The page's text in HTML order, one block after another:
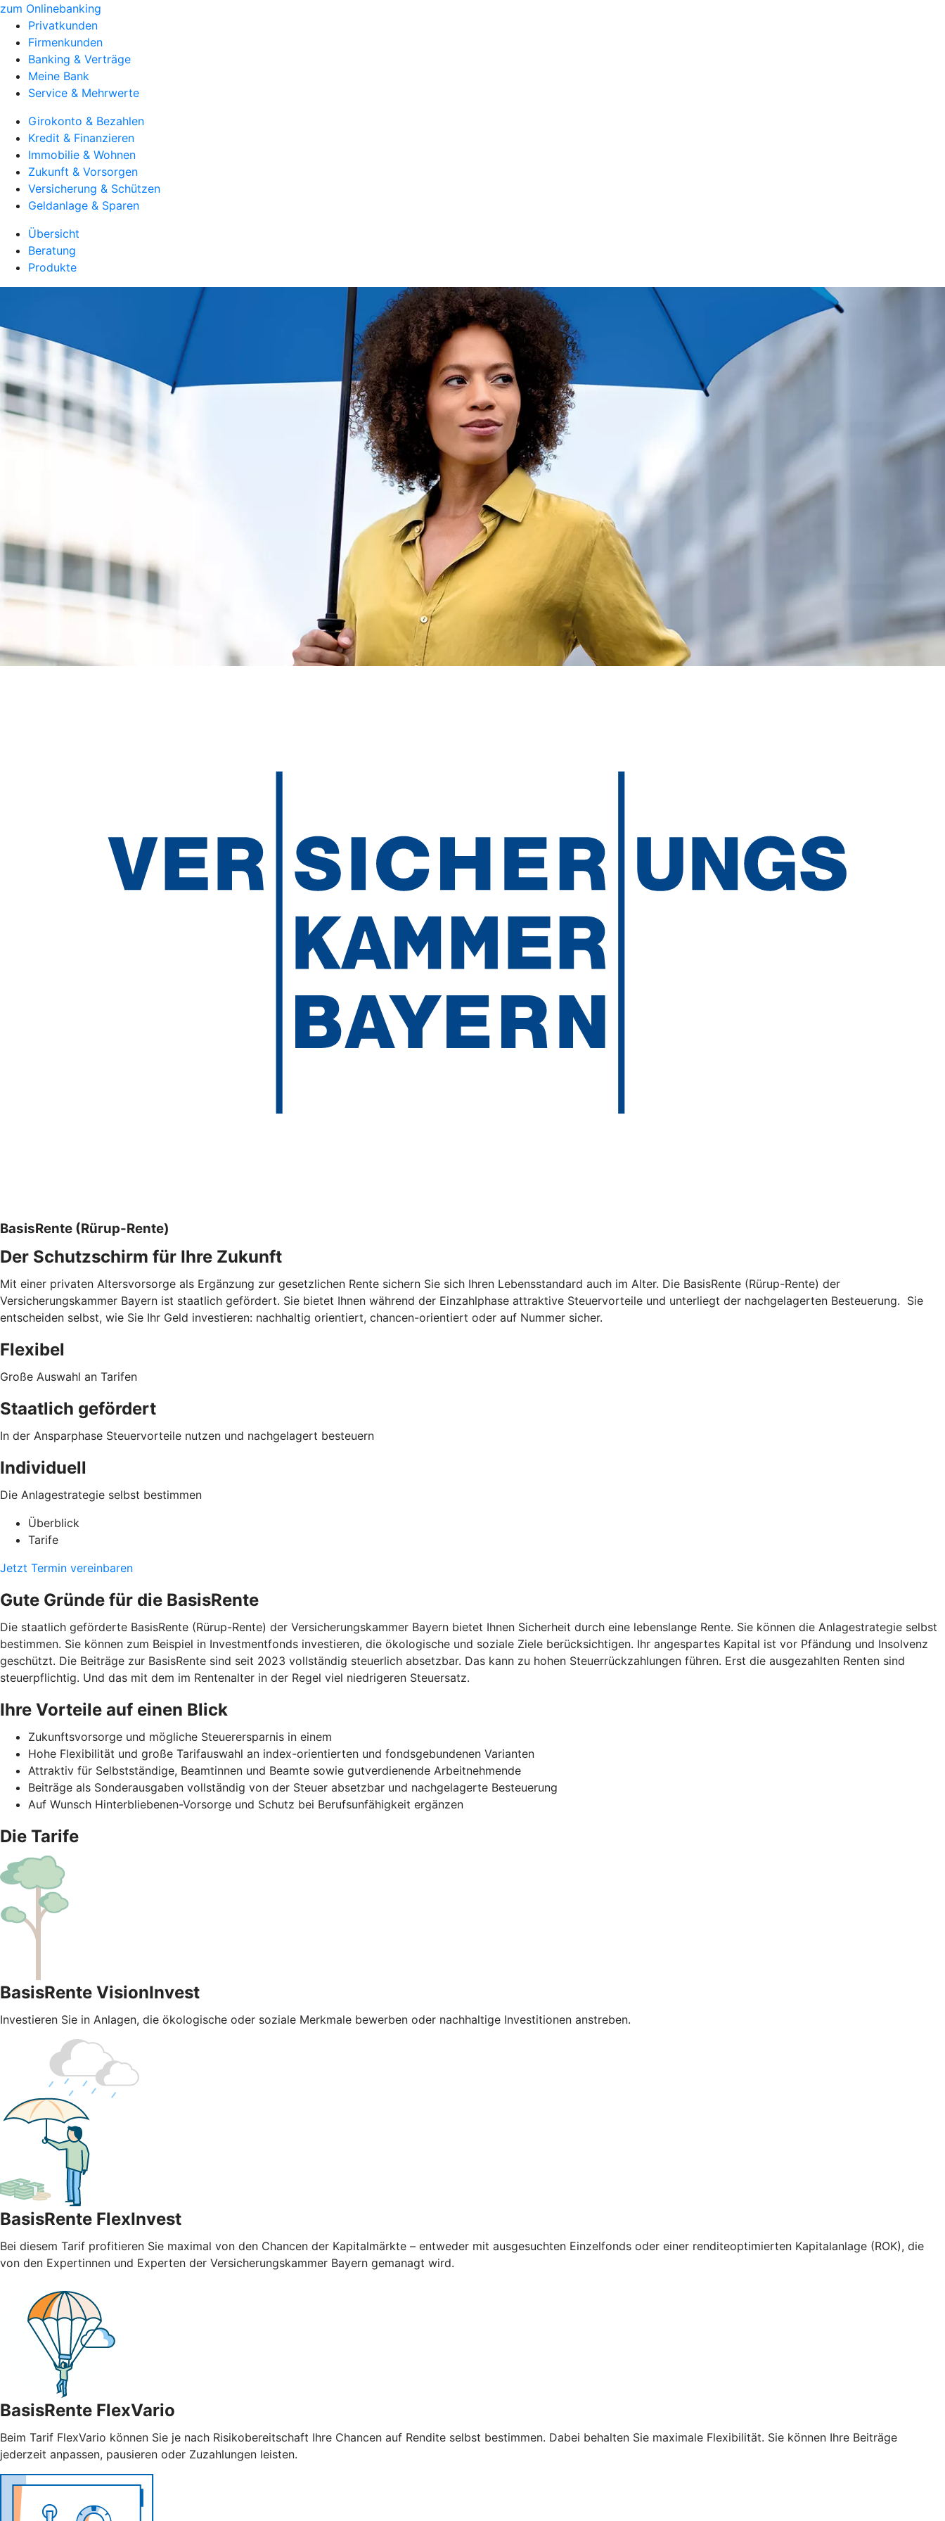
zum Onlinebanking
Privatkunden
Firmenkunden
Banking & Verträge
Meine Bank
Service & Mehrwerte
Girokonto & Bezahlen
Kredit & Finanzieren
Immobilie & Wohnen
Zukunft & Vorsorgen
Versicherung & Schützen
Geldanlage & Sparen
Übersicht
Beratung
Produkte
BasisRente (Rürup-Rente)
Der Schutzschirm für Ihre Zukunft
Mit einer privaten Altersvorsorge als Ergänzung zur gesetzlichen Rente sichern Sie sich Ihren Lebensstandard auch im Alter. Die BasisRente (Rürup-Rente) der
Versicherungskammer Bayern ist staatlich gefördert. Sie bietet Ihnen während der Einzahlphase attraktive Steuervorteile und unterliegt der nachgelagerten Besteuerung. Sie
entscheiden selbst, wie Sie Ihr Geld investieren: nachhaltig orientiert, chancen-orientiert oder auf Nummer sicher.
Flexibel
Große Auswahl an Tarifen
Staatlich gefördert
In der Ansparphase Steuervorteile nutzen und nachgelagert besteuern
Individuell
Die Anlagestrategie selbst bestimmen
Überblick
Tarife
Jetzt Termin vereinbaren
Gute Gründe für die BasisRente
Die staatlich geförderte BasisRente (Rürup-Rente) der Versicherungskammer Bayern bietet Ihnen Sicherheit durch eine lebenslange Rente. Sie können die Anlagestrategie selbst
bestimmen. Sie können zum Beispiel in Investmentfonds investieren, die ökologische und soziale Ziele berücksichtigen. Ihr angespartes Kapital ist vor Pfändung und Insolvenz
geschützt. Die Beiträge zur BasisRente sind seit 2023 vollständig steuerlich absetzbar. Das kann zu hohen Steuerrückzahlungen führen. Erst die ausgezahlten Renten sind
steuerpflichtig. Und das mit dem im Rentenalter in der Regel viel niedrigeren Steuersatz.
Ihre Vorteile auf einen Blick
Zukunftsvorsorge und mögliche Steuerersparnis in einem
Hohe Flexibilität und große Tarifauswahl an index-orientierten und fondsgebundenen Varianten
Attraktiv für Selbstständige, Beamtinnen und Beamte sowie gutverdienende Arbeitnehmende
Beiträge als Sonderausgaben vollständig von der Steuer absetzbar und nachgelagerte Besteuerung
Auf Wunsch Hinterbliebenen-Vorsorge und Schutz bei Berufsunfähigkeit ergänzen
Die Tarife
BasisRente VisionInvest
Investieren Sie in Anlagen, die ökologische oder soziale Merkmale bewerben oder nachhaltige Investitionen anstreben.
BasisRente FlexInvest
Bei diesem Tarif profitieren Sie maximal von den Chancen der Kapitalmärkte – entweder mit ausgesuchten Einzelfonds oder einer renditeoptimierten Kapitalanlage (ROK), die
von den Expertinnen und Experten der Versicherungskammer Bayern gemanagt wird.
BasisRente FlexVario
Beim Tarif FlexVario können Sie je nach Risikobereitschaft Ihre Chancen auf Rendite selbst bestimmen. Dabei behalten Sie maximale Flexibilität. Sie können Ihre Beiträge
jederzeit anpassen, pausieren oder Zuzahlungen leisten.